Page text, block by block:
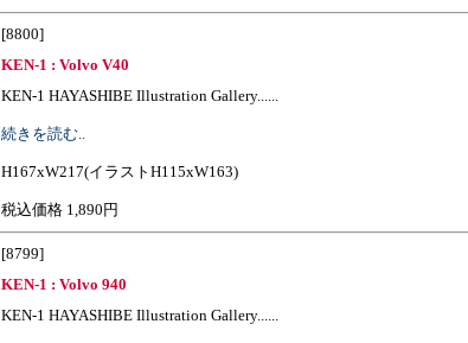
[8800]
KEN-1 : Volvo V40
KEN-1 HAYASHIBE Illustration Gallery......
続きを読む..
H167xW217(イラストH115xW163)
税込価格 1,890円
[8799]
KEN-1 : Volvo 940
KEN-1 HAYASHIBE Illustration Gallery......